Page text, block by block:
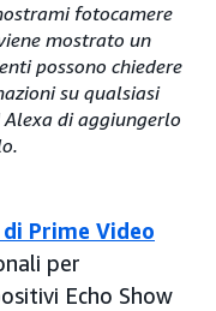
fotocamere
mostrato un
possono chiedere
su qualsiasi
di aggiungerlo
Prime Video
per
Echo Show